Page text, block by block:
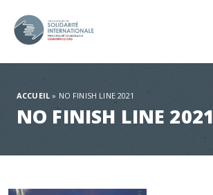
ACCUEIL » NO FINISH LINE 2021
NO FINISH LINE 2021